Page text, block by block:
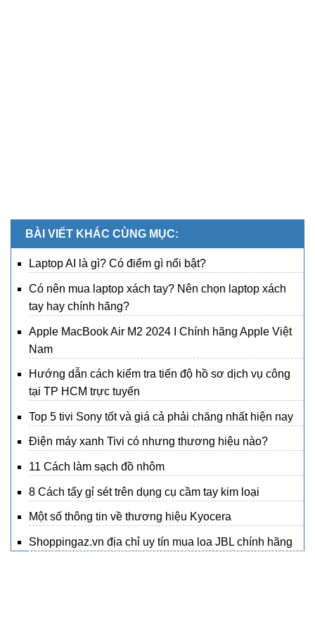
BÀI VIẾT KHÁC CÙNG MỤC:
Laptop AI là gì? Có điểm gì nổi bật?
Có nên mua laptop xách tay? Nên chọn laptop xách
tay hay chính hãng?
Apple MacBook Air M2 2024 I Chính hãng Apple Việt
Nam
Hướng dẫn cách kiểm tra tiến độ hồ sơ dịch vụ công
tại TP HCM trực tuyến
Top 5 tivi Sony tốt và giá cả phải chăng nhất hiện nay
Điện máy xanh Tivi có nhưng thương hiệu nào?
11 Cách làm sạch đồ nhôm
8 Cách tẩy gỉ sét trên dụng cụ cầm tay kim loại
Một số thông tin về thương hiệu Kyocera
Shoppingaz.vn địa chỉ uy tín mua loa JBL chính hãng